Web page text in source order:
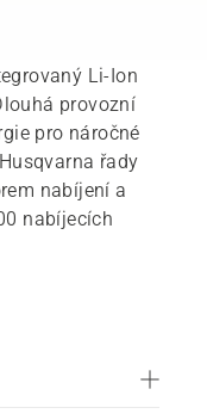
Li-Ion
provozní
pro náročné
řady
nabíjení a
nabíjecích